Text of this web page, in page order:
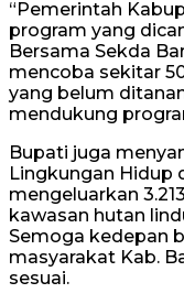
“Pemerintah
program yang
Bersama Sekda
mencoba sekitar
yang belum
mendukung
Bupati juga
Lingkungan Hidup
mengeluarkan
kawasan hutan
Semoga kedepan
masyarakat Kab.
sesuai.